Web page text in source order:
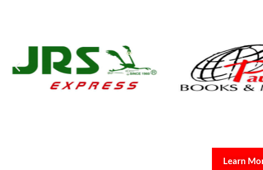
Learn